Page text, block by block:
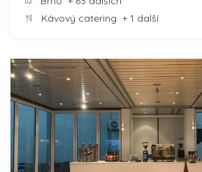
Kávový catering + 1 další